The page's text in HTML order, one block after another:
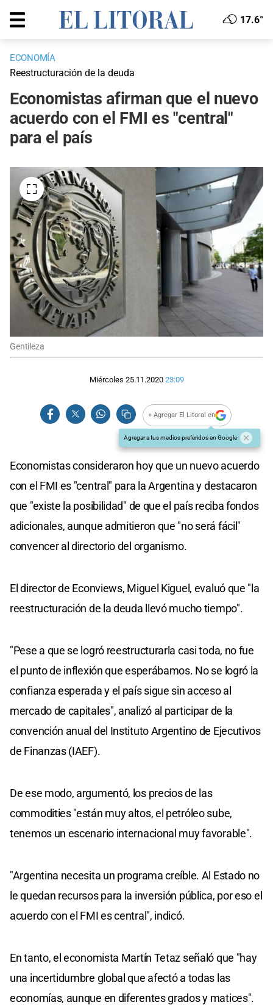
17.6°
ECONOMÍA
Reestructuración de la deuda
Economistas afirman que el nuevo
acuerdo con el FMI es "central"
para el país
Gentileza
Miércoles 25.11.2020 23:09
+ Agregar El Litoral en
Agregar a tus medios preferidos en Google
Economistas consideraron hoy que un nuevo acuerdo
con el FMI es "central" para la Argentina y destacaron
que "existe la posibilidad" de que el país reciba fondos
adicionales, aunque admitieron que "no será fácil"
convencer al directorio del organismo.
El director de Econviews, Miguel Kiguel, evaluó que "la
reestructuración de la deuda llevó mucho tiempo".
"Pese a que se logró reestructurarla casi toda, no fue
el punto de inflexión que esperábamos. No se logró la
confianza esperada y el país sigue sin acceso al
mercado de capitales", analizó al participar de la
convención anual del Instituto Argentino de Ejecutivos
de Finanzas (IAEF).
De ese modo, argumentó, los precios de las
commodities "están muy altos, el petróleo sube,
tenemos un escenario internacional muy favorable".
"Argentina necesita un programa creíble. Al Estado no
le quedan recursos para la inversión pública, por eso el
acuerdo con el FMI es central", indicó.
En tanto, el economista Martín Tetaz señaló que "hay
una incertidumbre global que afectó a todas las
economías, aunque en diferentes grados y matices".